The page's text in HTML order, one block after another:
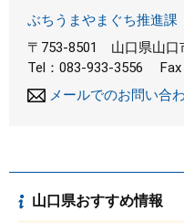
ぶちうまやまぐち推進課
〒753-8501
山口県山口
Tel：083-933-3556
メールでのお問い合
山口県おすすめ情報